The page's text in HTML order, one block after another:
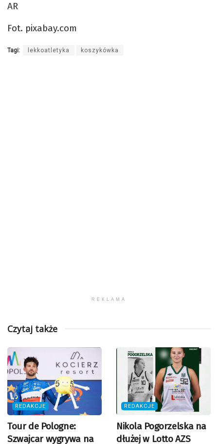
AR
Fot. pixabay.com
Tagi: lekkoatletyka koszykówka
REKLAMA
Czytaj także
REDAKCJE
Tour de Pologne:
Szwajcar wygrywa na
REDAKCJE
Nikola Pogorzelska na
dłużej w Lotto AZS